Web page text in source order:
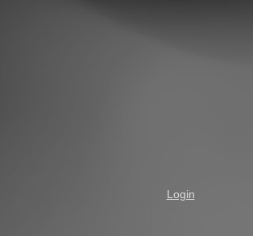
Login